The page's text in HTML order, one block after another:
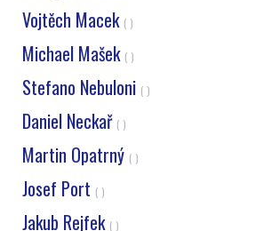
Vojtěch Macek ( )
Michael Mašek ( )
Stefano Nebuloni ( )
Daniel Neckař ( )
Martin Opatrný ( )
Josef Port ( )
Jakub Rejfek ( )